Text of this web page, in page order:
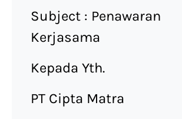
Subject : Penawaran
Kerjasama
Kepada Yth.
PT Cipta Matra